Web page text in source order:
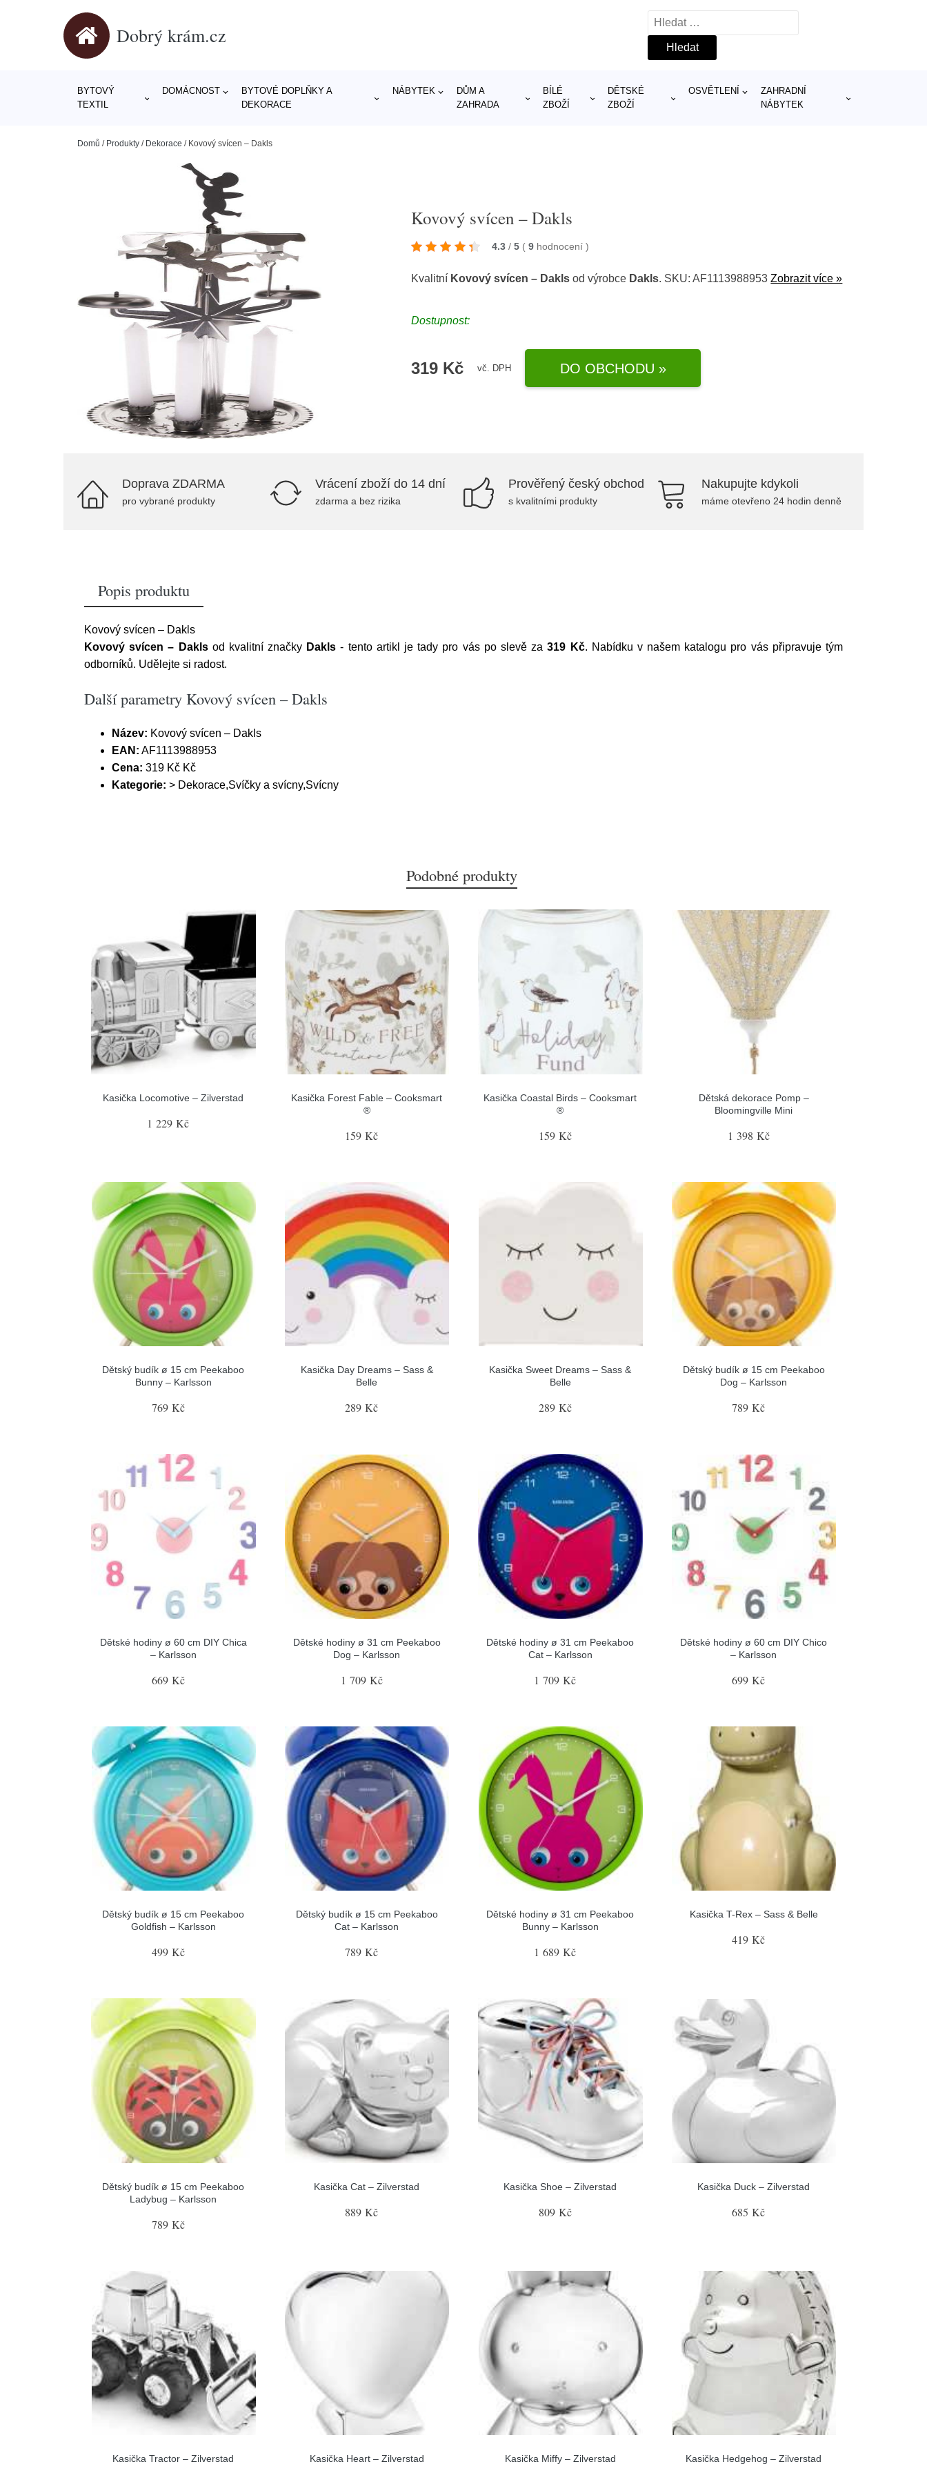
Dobrý krám.cz
Vyhledávání
BYTOVÝ
TEXTIL
DOMÁCNOST
BYTOVÉ DOPLŇKY A
DEKORACE
NÁBYTEK
DŮM A
ZAHRADA
BÍLÉ
ZBOŽÍ
DĚTSKÉ
ZBOŽÍ
OSVĚTLENÍ
ZAHRADNÍ
NÁBYTEK
Domů / Produkty / Dekorace / Kovový svícen – Dakls
Kovový svícen – Dakls
4.3 / 5 ( 9 hodnocení)
Kvalitní Kovový svícen – Dakls od výrobce Dakls. SKU: AF1113988953Zobrazit více »
Dostupnost:
319 Kč vč. DPH DO OBCHODU »
Doprava ZDARMA
pro vybrané produkty
Vrácení zboží do 14 dní
zdarma a bez rizika
Prověřený český obchod
s kvalitními produkty
Nakupujte kdykoli
máme otevřeno 24 hodin denně
Popis produktu
Kovový svícen – Dakls
Kovový svícen – Daklsod kvalitní značky Dakls - tento artikl je tady pro vás po slevě za319 Kč. Nabídku v našem katalogu pro vás připravuje tým
odborníků. Udělejte si radost.
Další parametry Kovový svícen – Dakls
Název: Kovový svícen – Dakls
EAN: AF1113988953
Cena: 319 Kč Kč
Kategorie: > Dekorace,Svíčky a svícny,Svícny
Podobné produkty
Kasička Locomotive – Zilverstad
1 229 Kč
Kasička Forest Fable – Cooksmart
®
159 Kč
Kasička Coastal Birds – Cooksmart
®
159 Kč
Dětská dekorace Pomp –
Bloomingville Mini
1 398 Kč
Dětský budík ø 15 cm Peekaboo
Bunny – Karlsson
769 Kč
Kasička Day Dreams – Sass &
Belle
289 Kč
Kasička Sweet Dreams – Sass &
Belle
289 Kč
Dětský budík ø 15 cm Peekaboo
Dog – Karlsson
789 Kč
Dětské hodiny ø 60 cm DIY Chica
– Karlsson
669 Kč
Dětské hodiny ø 31 cm Peekaboo
Dog – Karlsson
1 709 Kč
Dětské hodiny ø 31 cm Peekaboo
Cat – Karlsson
1 709 Kč
Dětské hodiny ø 60 cm DIY Chico
– Karlsson
699 Kč
Dětský budík ø 15 cm Peekaboo
Goldfish – Karlsson
499 Kč
Dětský budík ø 15 cm Peekaboo
Cat – Karlsson
789 Kč
Dětské hodiny ø 31 cm Peekaboo
Bunny – Karlsson
1 689 Kč
Kasička T-Rex – Sass & Belle
419 Kč
Dětský budík ø 15 cm Peekaboo
Ladybug – Karlsson
789 Kč
Kasička Cat – Zilverstad
889 Kč
Kasička Shoe – Zilverstad
809 Kč
Kasička Duck – Zilverstad
685 Kč
Kasička Tractor – Zilverstad Kasička Heart – Zilverstad Kasička Miffy – Zilverstad Kasička Hedgehog – Zilverstad